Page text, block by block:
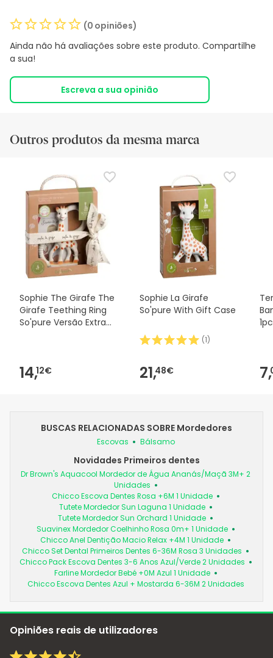
(0 opiniões)
Ainda não há avaliações sobre este produto. Compartilhe
a sua!
Escreva a sua opinião
Outros produtos da mesma marca
Sophie The Girafe The
Girafe Teething Ring
So'pure Versão Extra
14,12€
Sophie La Girafe
So'pure With Gift Case
(1)
21,48€
1pc
7,
BUSCAS RELACIONADAS SOBRE Mordedores
Escovas Bálsamo
Novidades Primeiros dentes
Dr Brown's Aquacool Mordedor de Água Ananás/Maçã 3M+ 2
Unidades
Chicco Escova Dentes Rosa +6M 1 Unidade
Tutete Mordedor Sun Laguna 1 Unidade
Tutete Mordedor Sun Orchard 1 Unidade
Suavinex Mordedor Coelhinho Rosa 0m+ 1 Unidade
Chicco Anel Dentição Macio Relax +4M 1 Unidade
Chicco Set Dental Primeiros Dentes 6-36M Rosa 3 Unidades
Chicco Pack Escova Dentes 3-6 Anos Azul/Verde 2 Unidades
Farline Mordedor Bebé +0M Azul 1 Unidade
Chicco Escova Dentes Azul + Mostarda 6-36M 2 Unidades
Opiniões reais de utilizadores